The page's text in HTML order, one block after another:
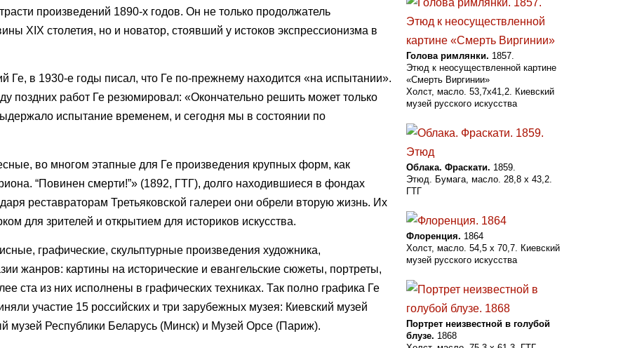
произведений 1890-х годов. Он не только продолжатель
XIX столетия, но и новатор, стоявший у истоков экспрессионизма в
в 1930-е годы писал, что Ге по-прежнему находится «на испытании».
поздних работ Ге резюмировал: «Окончательно решить может только
испытание временем, и сегодня мы в состоянии по
во многом этапные для Ге произведения крупных форм, как
“Повинен смерти!”» (1892, ГТГ), долго находившиеся в фондах
реставраторам Третьяковской галереи они обрели вторую жизнь. Их
для зрителей и открытием для историков искусства.
графические, скульптурные произведения художника,
жанров: картины на исторические и евангельские сюжеты, портреты,
ста из них исполнены в графических техниках. Так полно графика Ге
участие 15 российских и три зарубежных музея: Киевский музей
музей Республики Беларусь (Минск) и Музей Орсе (Париж).
Голова римлянки. 1857.
Этюд к неосуществленной картине
«Смерть Виргинии»
Холст, масло. 53,7x41,2. Киевский
музей русского искусства
Облака. Фраскати. 1859.
Этюд. Бумага, масло. 28,8 x 43,2.
ГТГ
Флоренция. 1864
Холст, масло. 54,5 x 70,7. Киевский
музей русского искусства
Портрет неизвестной в голубой
блузе. 1868